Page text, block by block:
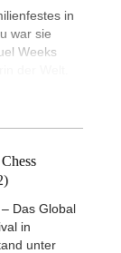
in
war sie
Weeks
Das Global
in
unter